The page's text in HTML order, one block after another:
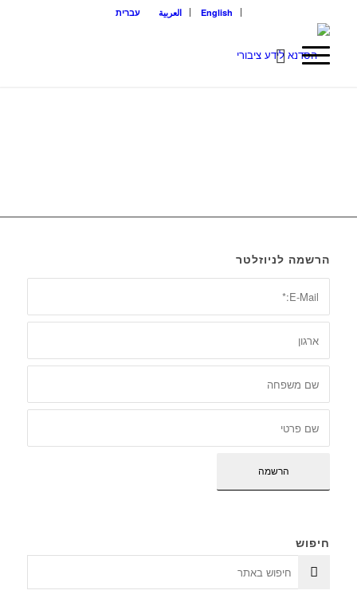
English العربية עברית
הרשמה לניוזלטר
חיפוש